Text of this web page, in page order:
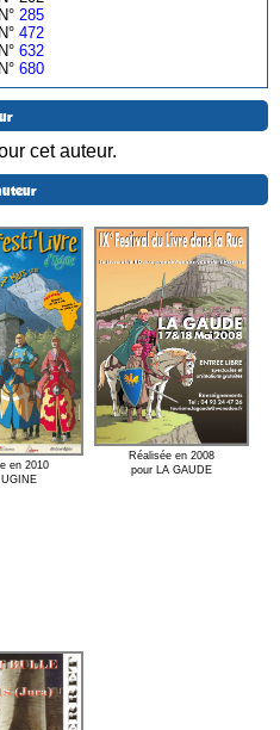
285
N°472
N°632
N°680
cet auteur.
en 2010
Réalisée en 2008
pour LA GAUDE